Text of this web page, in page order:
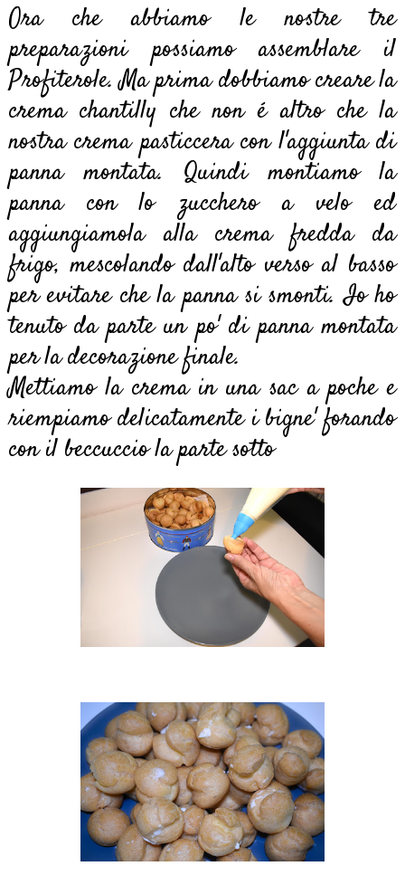
Ora che abbiamo le nostre tre
preparazioni possiamo assemblare il
Profiterole. Ma prima dobbiamo creare la
crema chantilly che non é altro che la
nostra crema pasticcera con l'aggiunta di
panna montata. Quindi montiamo la
panna con lo zucchero a velo ed
aggiungiamola alla crema fredda da
frigo, mescolando dall'alto verso al basso
per evitare che la panna si smonti. Io ho
tenuto da parte un po' di panna montata
per la decorazione finale.
Mettiamo la crema in una sac a poche e
riempiamo delicatamente i bigne' forando
con il beccuccio la parte sotto